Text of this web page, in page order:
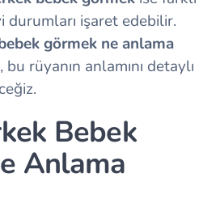
durumları işaret edebilir.
görmek ne anlama
bu rüyanın anlamını detaylı
Bebek
Anlama